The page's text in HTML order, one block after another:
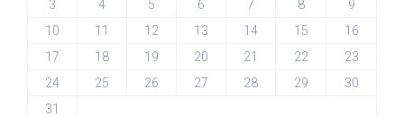
3
4 5 6 7 8
9
10
11 12 13 14 15
16
17
18 19 20 21 22
23
24
25 26 27 28 29
30
31